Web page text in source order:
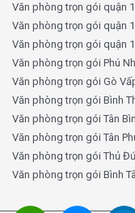
Văn phòng trọn gói quận
Văn phòng trọn gói quận
Văn phòng trọn gói quận
Văn phòng trọn gói Phú
Văn phòng trọn gói Gò
Văn phòng trọn gói Bình
Văn phòng trọn gói Tân
Văn phòng trọn gói Tân
Văn phòng trọn gói Thủ
Văn phòng trọn gói Bình